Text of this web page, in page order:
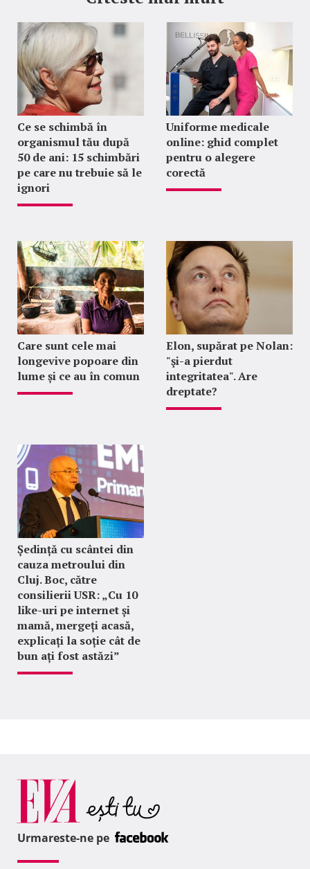
Ce se schimbă în
organismul tău după
50 de ani: 15 schimbări
pe care nu trebuie să le
ignori
Uniforme medicale
online: ghid complet
pentru o alegere
corectă
Care sunt cele mai
longevive popoare din
lume și ce au în comun
Elon, supărat pe Nolan:
"şi-a pierdut
integritatea". Are
dreptate?
Ședință cu scântei din
cauza metroului din
Cluj. Boc, către
consilierii USR: „Cu 10
like-uri pe internet și
mamă, mergeți acasă,
explicați la soție cât de
bun ați fost astăzi”
Urmareste-ne pe